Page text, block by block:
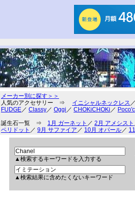
メーカー別に探す＞＞
人気のアクセサリー ⇒ イニシャルネックレス ／
FUDGE ／ Classy ／ Oggi ／ CHOKiCHOKi ／
誕生石一覧 ⇒ 1月 ガーネット ／ 2月 アメシスト
ペリドット ／ 9月 サファイア ／ 10月 オパール ／
▲検索するキーワードを入力する
▲検索結果に含めたくないキーワード